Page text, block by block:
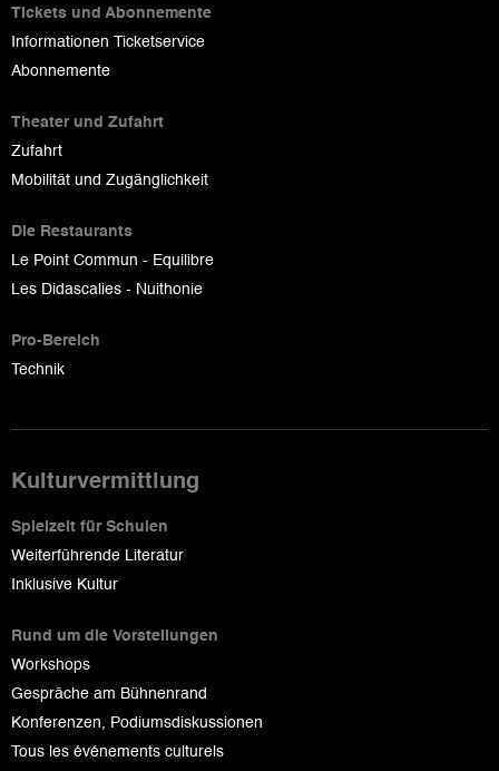
Tickets und Abonnemente
Informationen Ticketservice
Abonnemente
Theater und Zufahrt
Zufahrt
Mobilität und Zugänglichkeit
Die Restaurants
Le Point Commun - Equilibre
Les Didascalies - Nuithonie
Pro-Bereich
Technik
Kulturvermittlung
Spielzeit für Schulen
Weiterführende Literatur
Inklusive Kultur
Rund um die Vorstellungen
Workshops
Gespräche am Bühnenrand
Konferenzen, Podiumsdiskussionen
Tous les événements culturels